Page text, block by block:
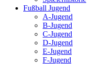
Fußball Jugend
A-Jugend
B-Jugend
C-Jugend
D-Jugend
E-Jugend
F-Jugend